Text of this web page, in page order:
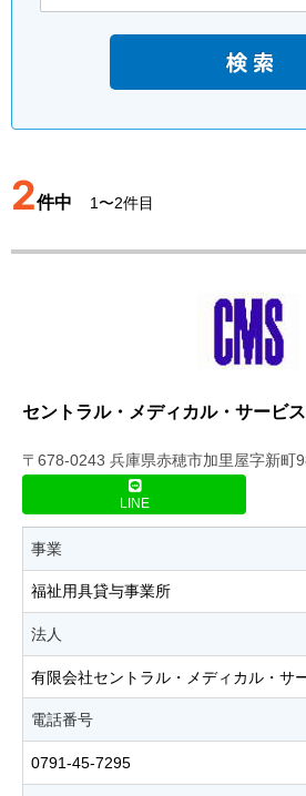
2件中 1〜2件目
セントラル・メディカル・サービス
〒678-0243 兵庫県赤穂市加里屋字新町
LINE
事業
福祉用具貸与事業所
法人
有限会社セントラル・メディカル・サ
電話番号
0791-45-7295